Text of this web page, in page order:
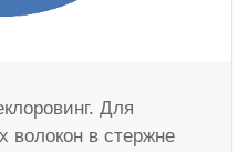
Для
волокон в стержне